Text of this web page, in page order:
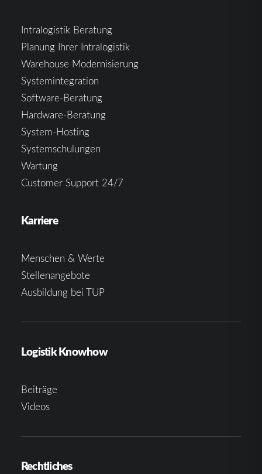
Intralogistik Beratung
Planung Ihrer Intralogistik
Warehouse Modernisierung
Systemintegration
Software-Beratung
Hardware-Beratung
System-Hosting
Systemschulungen
Wartung
Customer Support 24/7
Karriere
Menschen & Werte
Stellenangebote
Ausbildung bei TUP
Logistik Knowhow
Beiträge
Videos
Rechtliches